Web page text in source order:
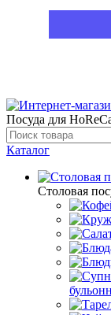
Посуда для
Каталог
Столовая